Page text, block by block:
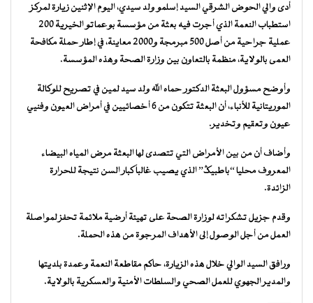
أدى والي الحوض الشرقي السيد إسلمو ولد سيدي، اليوم الإثنين زيارة لمركز
استطباب النعمة الذي أجرت فيه بعثة من مؤسسة بوعماتو الخيرية 200
عملية جراحية من أصل 500 مبرمجة و2000 معاينة، في إطار حملة مكافحة
العمى بالولاية، منظمة بالتعاون بين وزارة الصحة وهذه المؤسسة.
وأوضح مسؤول البعثة الدكتور حماه الله ولد سيد لمين في تصريح للوكالة
الموريتانية للأنباء، أن البعثة تتكون من 6 أخصائيين في أمراض العيون وفنيي
عيون وتعقيم وتخدير.
وأضاف أن من بين الأمراض التي تتصدى لها البعثة مرض المياه البيضاء
المعروف محليا “باطبيگ” الذي يصيب غالباً كبار السن نتيجة للحرارة
الزائدة.
وقدم جزيل تشكراته لوزارة الصحة على تهيئة أرضية ملائمة تحفز لمواصلة
العمل من أجل الوصول إلى الأهداف المرجوة من هذه الحملة.
ورافق السيد الوالي خلال هذه الزيارة، حاكم مقاطعة النعمة وعمدة بلديتها
والمدير الجهوي للعمل الصحي والسلطات الأمنية والعسكرية بالولاية.